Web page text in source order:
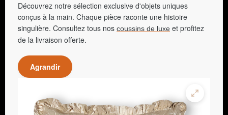
Découvrez notre sélection exclusive d'objets uniques
conçus à la main. Chaque pièce raconte une histoire
singulière. Consultez tous nos coussins de luxe et profitez
de la livraison offerte.
Agrandir